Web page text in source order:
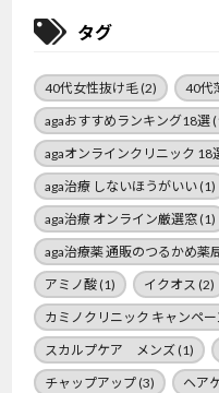
タグ
40代女性抜け毛(2) 40代
agaおすすめランキング18選
agaオンラインクリニック 18
aga治療 しないほうがいい(1)
aga治療 オンライン厳選窓(1)
aga治療薬 通販のつるかめ薬
アミノ酸(1) イクオス (2)
カミノクリニック キャンペー
スカルプケア メンズ(1)
チャップアップ(3) ヘア